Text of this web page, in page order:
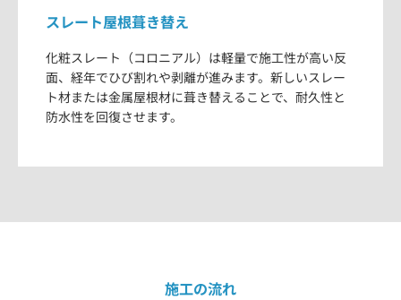
スレート屋根葺き替え
化粧スレート（コロニアル）は軽量で施工性が高い反
面、経年でひび割れや剥離が進みます。新しいスレー
ト材または金属屋根材に葺き替えることで、耐久性と
防水性を回復させます。
施工の流れ